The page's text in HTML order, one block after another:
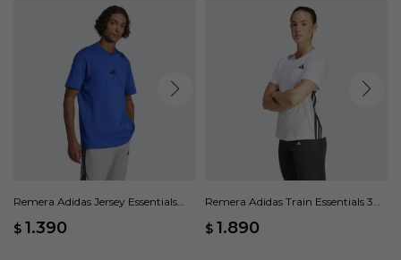
Remera Adidas Jersey Essentials
$ 1.390
Remera Adidas Train Essentials 3
$ 1.890